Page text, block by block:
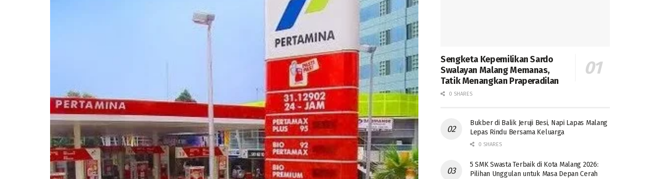
Sengketa Kepemilikan Sardo
Swalayan Malang Memanas,
Tatik Menangkan Praperadilan
0 SHARES
Bukber di Balik Jeruji Besi, Napi Lapas Malang
Lepas Rindu Bersama Keluarga
0 SHARES
5 SMK Swasta Terbaik di Kota Malang 2026:
Pilihan Unggulan untuk Masa Depan Cerah